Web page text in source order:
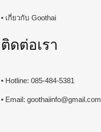
• เกี่ยวกับ Goothai
ติดต่อเรา
• Hotline: 085-484-5381
• Email: goothaiinfo@gmail.com